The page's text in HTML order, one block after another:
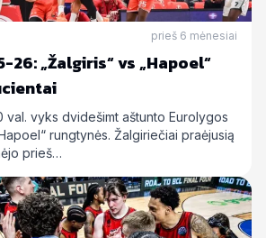
prieš 6 mėnesiai
26: „Žalgiris“ vs „Hapoel“
val. vyks dvidešimt aštunto Eurolygos
rungtynės. Žalgiriečiai praėjusią
prieš…